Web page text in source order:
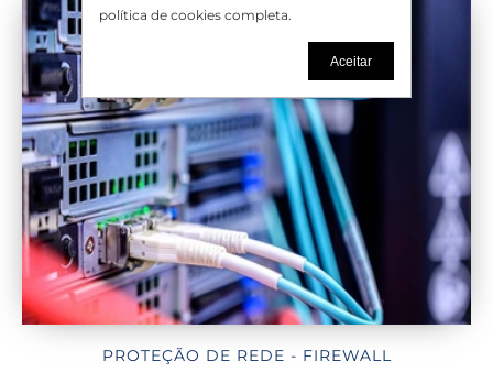
PROTEÇÃO DE REDE - FIREWALL
política de cookies completa.
Aceitar